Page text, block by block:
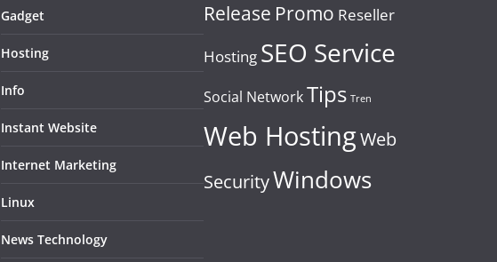
Gadget
Hosting
Info
Instant Website
Internet Marketing
Linux
News Technology
Release Promo Reseller
Hosting SEO Service
Social NetworkTips Tren
Web HostingWeb
SecurityWindows